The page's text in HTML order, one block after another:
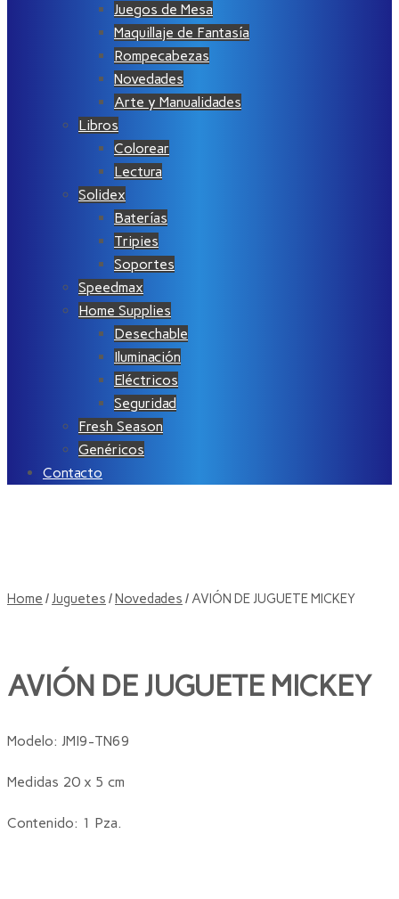
Juegos de Mesa
Maquillaje de Fantasía
Rompecabezas
Novedades
Arte y Manualidades
Libros
Colorear
Lectura
Solidex
Baterías
Tripies
Soportes
Speedmax
Home Supplies
Desechable
Iluminación
Eléctricos
Seguridad
Fresh Season
Genéricos
Contacto
Home /Juguetes /Novedades / AVIÓN DE JUGUETE MICKEY
AVIÓN DE JUGUETE MICKEY
Modelo: JMI9-TN69
Medidas 20 x 5 cm
Contenido: 1 Pza.